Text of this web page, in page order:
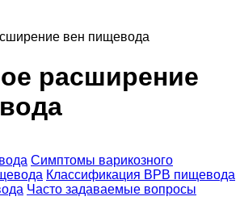
вен пищевода
расширение
Симптомы варикозного
Классификация ВРВ пищевода
Часто задаваемые вопросы